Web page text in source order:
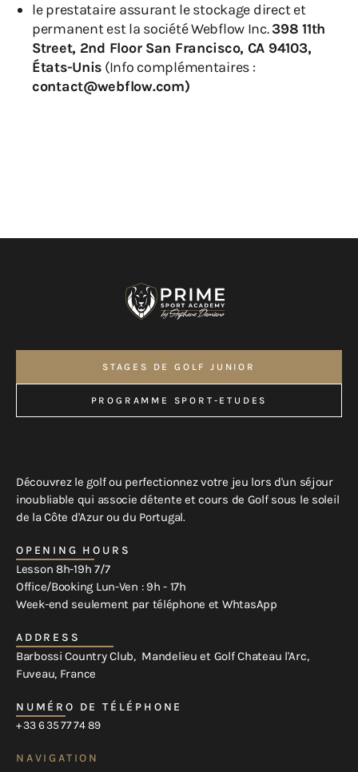
le prestataire assurant le stockage direct et
permanent est la société Webflow Inc.398 11th
Street, 2nd Floor San Francisco, CA 94103,
États-Unis (Info complémentaires :
contact@webflow.com)
STAGES DE GOLF JUNIOR
NOS STAGES DE GOLF
PROGRAMME SPORT-ETUDES
Découvrez le golf ou perfectionnez votre jeu lors d'un séjour
inoubliable qui associe détente et cours de Golf sous le soleil
de la Côte d'Azur ou du Portugal.
OPENING HOURS
Lesson 8h-19h 7/7
Office/Booking Lun-Ven : 9h - 17h
Week-end seulement par téléphone et WhtasApp
ADDRESS
Barbossi Country Club, Mandelieu et Golf Chateau l'Arc,
Fuveau, France
NUMÉRO DE TÉLÉPHONE
+ 33 6 35 77 74 89
NAVIGATION